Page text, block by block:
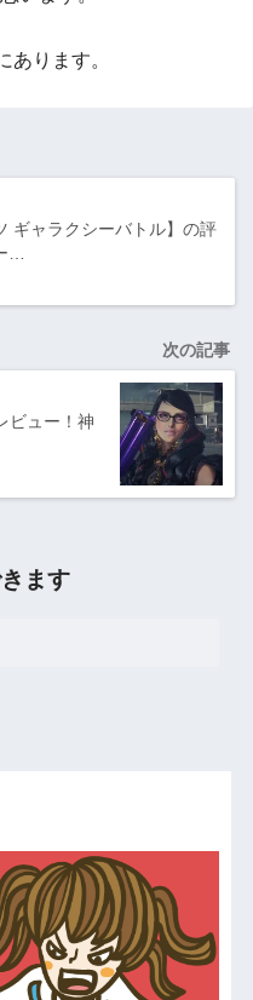
あります。
ギャラクシーバトル】の評
…
次の記事
ビュー！神
ます